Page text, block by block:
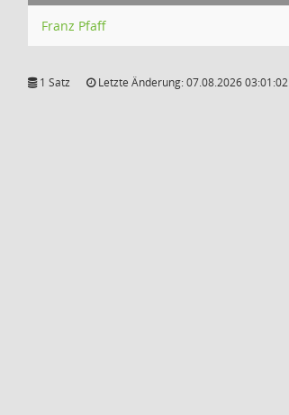
Franz Pfaff
1 Satz Letzte Änderung: 07.08.2026 03:01:02